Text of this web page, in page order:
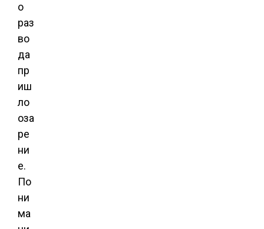
о
раз
во
да
пр
иш
ло
оза
ре
ни
е.
По
ни
ма